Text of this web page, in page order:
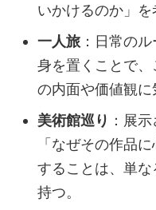
いかけるのか」を
一人旅 ：日常の
身を置くことで
の内面や価値観に
美術館巡り ：展
「なぜその作品
することは、単
持つ。